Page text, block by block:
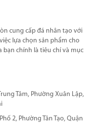
cung cấp đá nhân tạo với
lựa chọn sản phẩm cho
bạn chính là tiêu chí và mục
Tâm, Phường Xuân Lập,
2, Phường Tân Tạo, Quận